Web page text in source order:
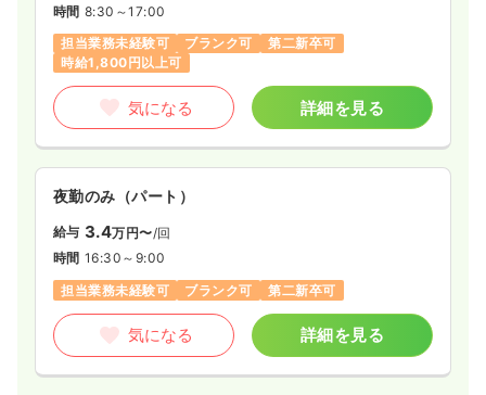
時間 8:30～17:00
担当業務未経験可
ブランク可
第二新卒可
時給1,800円以上可
気になる 詳細を見る
夜勤のみ（パート）
給与 3.4万円〜/回
時間 16:30～9:00
担当業務未経験可
ブランク可 第二新卒可
気になる 詳細を見る